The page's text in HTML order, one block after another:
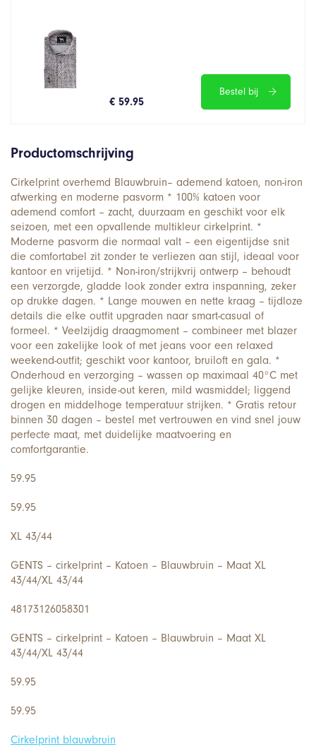
€ 59.95
Bestel bij
Productomschrijving
Cirkelprint overhemd Blauwbruin– ademend katoen, non-iron
afwerking en moderne pasvorm * 100% katoen voor
ademend comfort – zacht, duurzaam en geschikt voor elk
seizoen, met een opvallende multikleur cirkelprint. *
Moderne pasvorm die normaal valt – een eigentijdse snit
die comfortabel zit zonder te verliezen aan stijl, ideaal voor
kantoor en vrijetijd. * Non-iron/strijkvrij ontwerp – behoudt
een verzorgde, gladde look zonder extra inspanning, zeker
op drukke dagen. * Lange mouwen en nette kraag – tijdloze
details die elke outfit upgraden naar smart-casual of
formeel. * Veelzijdig draagmoment – combineer met blazer
voor een zakelijke look of met jeans voor een relaxed
weekend-outfit; geschikt voor kantoor, bruiloft en gala. *
Onderhoud en verzorging – wassen op maximaal 40°C met
gelijke kleuren, inside-out keren, mild wasmiddel; liggend
drogen en middelhoge temperatuur strijken. * Gratis retour
binnen 30 dagen – bestel met vertrouwen en vind snel jouw
perfecte maat, met duidelijke maatvoering en
comfortgarantie.
59.95
59.95
XL 43/44
GENTS – cirkelprint – Katoen – Blauwbruin – Maat XL
43/44/XL 43/44
48173126058301
GENTS – cirkelprint – Katoen – Blauwbruin – Maat XL
43/44/XL 43/44
59.95
59.95
Cirkelprint blauwbruin